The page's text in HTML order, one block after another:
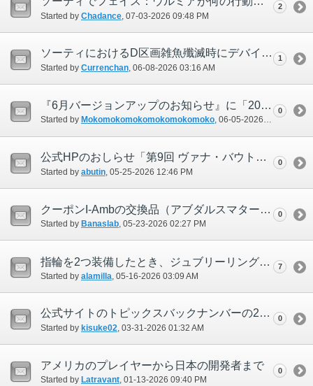
Started by Chadance ‎, 07-03-2026 09:48 PM
2
ソーティにおけるD区画雑魚殲滅時にデバイスを触っても大迷宮の小札＃Dが取得できない。
Started by Currenchan‎, 06-08-2026 03:16 AM
1
『6月バージョンアップのお知らせ』に「2026年5月のバージョンアップ」と記載がある
Started by Mokomokomokomokomokomoko‎, 06-05-2026 05:14 PM
0
公式HPのおしらせ「第9回 ヴァナ・バウト」が始まりました！ (2026/05/22) 誤表記？
Started by abutin ‎, 05-25-2026 12:46 PM
0
クーポンI-Ambの交換品（アブダルスマター）の重複
Started by Banaslab‎, 05-23-2026 02:27 PM
0
指輪を2つ装備したとき、ジュブリーリングの「戦闘・魔法スキル上昇値+100%」が正常に機能しない
Started by alamilla ‎, 05-16-2026 03:09 AM
7
公式サイトのトピックスバックナンバーの2月表記が3月になっている
Started by kisuke02‎, 03-31-2026 01:32 AM
0
アメリカのプレイヤーから日本の開発者まで
Started by Latravant‎, 01-13-2026 09:40 PM
0